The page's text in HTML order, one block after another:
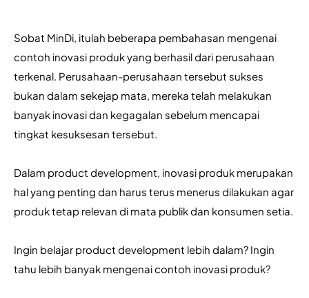
Sobat MinDi, itulah beberapa pembahasan mengenai
contoh inovasi produk yang berhasil dari perusahaan
terkenal. Perusahaan-perusahaan tersebut sukses
bukan dalam sekejap mata, mereka telah melakukan
banyak inovasi dan kegagalan sebelum mencapai
tingkat kesuksesan tersebut.
Dalam product development, inovasi produk merupakan
hal yang penting dan harus terus menerus dilakukan agar
produk tetap relevan di mata publik dan konsumen setia.
Ingin belajar product development lebih dalam? Ingin
tahu lebih banyak mengenai contoh inovasi produk?